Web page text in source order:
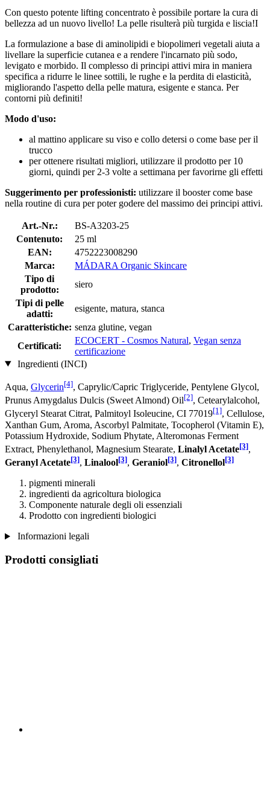
Con questo potente lifting concentrato è possibile portare la cura di
bellezza ad un nuovo livello! La pelle risulterà più turgida e liscia!I
La formulazione a base di aminolipidi e biopolimeri vegetali aiuta a
livellare la superficie cutanea e a rendere l'incarnato più sodo,
levigato e morbido. Il complesso di principi attivi mira in maniera
specifica a ridurre le linee sottili, le rughe e la perdita di elasticità,
migliorando l'aspetto della pelle matura, esigente e stanca. Per
contorni più definiti!
Modo d'uso:
al mattino applicare su viso e collo detersi o come base per il
trucco
per ottenere risultati migliori, utilizzare il prodotto per 10
giorni, quindi per 2-3 volte a settimana per favorirne gli effetti
Suggerimento per professionisti: utilizzare il booster come base
nella routine di cura per poter godere del massimo dei principi attivi.
Art.-Nr.:
BS-A3203-25
Contenuto:
25 ml
EAN:
4752223008290
Marca:
MÁDARA Organic Skincare
Tipo di
prodotto:
siero
Tipi di pelle
adatti:
esigente, matura, stanca
Caratteristiche: senza glutine, vegan
Certificati:
ECOCERT - Cosmos Natural, Vegan senza
certificazione
Ingredienti (INCI)
Aqua, Glycerin[4], Caprylic/Capric Triglyceride, Pentylene Glycol,
Prunus Amygdalus Dulcis (Sweet Almond) Oil[2], Cetearylalcohol,
Glyceryl Stearat Citrat, Palmitoyl Isoleucine, CI 77019[1], Cellulose,
Xanthan Gum, Aroma, Ascorbyl Palmitate, Tocopherol (Vitamin E),
Potassium Hydroxide, Sodium Phytate, Alteromonas Ferment
Extract, Phenylethanol, Magnesium Stearate, Linalyl Acetate[3],
Geranyl Acetate[3], Linalool[3], Geraniol[3], Citronellol[3]
pigmenti minerali
ingredienti da agricoltura biologica
Componente naturale degli oli essenziali
Prodotto con ingredienti biologici
Informazioni legali
Prodotti consigliati